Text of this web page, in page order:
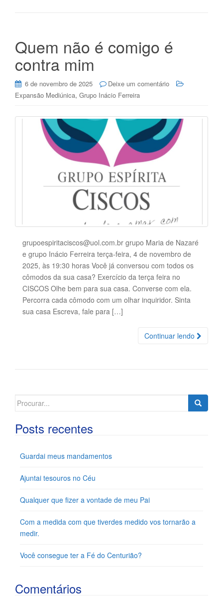
Quem não é comigo é
contra mim
6 de novembro de 2025
Deixe um comentário
Expansão Mediúnica, Grupo Inácio Ferreira
grupoespiritaciscos@uol.com.br grupo Maria de Nazaré
e grupo Inácio Ferreira terça-feira, 4 de novembro de
2025, às 19:30 horas Você já conversou com todos os
cômodos da sua casa? Exercício da terça feira no
CISCOS Olhe bem para sua casa. Converse com ela.
Percorra cada cômodo com um olhar inquiridor. Sinta
sua casa Escreva, fale para […]
Continuar lendo
Search
Posts recentes
Guardai meus mandamentos
Ajuntai tesouros no Céu
Qualquer que fizer a vontade de meu Pai
Com a medida com que tiverdes medido vos tornarão a
medir.
Você consegue ter a Fé do Centurião?
Comentários